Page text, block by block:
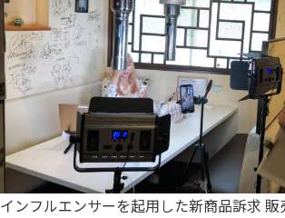
インフルエンサーを起用した新商品訴求